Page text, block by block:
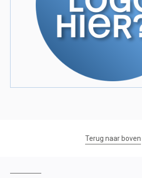
Terug naar boven